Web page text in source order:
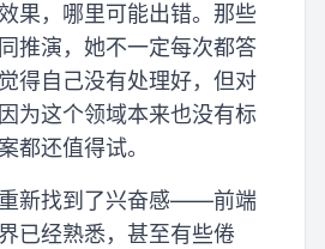
果，哪里可能出错。那些
推演，她不一定每次都答
得自己没有处理好，但对
为这个领域本来也没有标
都还值得试。
新找到了兴奋感——前端
已经熟悉，甚至有些倦